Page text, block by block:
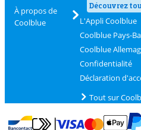
À propos de
Coolblue
Découvrez
L'Appli Coolblue
Coolblue Pays-
Coolblue
Confidentialité
Déclaration
Tout sur